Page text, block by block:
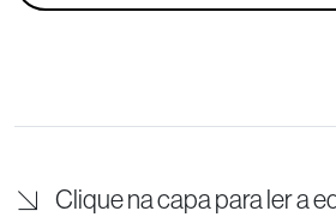
Clique na capa para ler a